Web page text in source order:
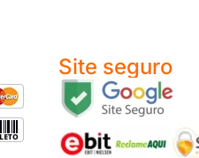
Site seguro